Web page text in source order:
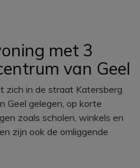
met 3
van Geel
zich in de straat Katersberg
Geel gelegen, op korte
zoals scholen, winkels en
zijn ook de omliggende